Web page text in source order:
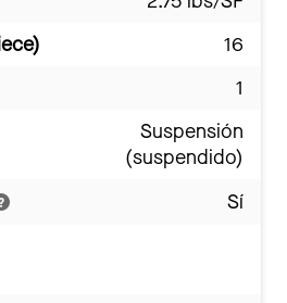
16
1
Suspensión
(suspendido)
Sí